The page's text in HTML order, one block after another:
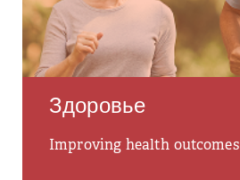
Здоровье
Improving health outcomes